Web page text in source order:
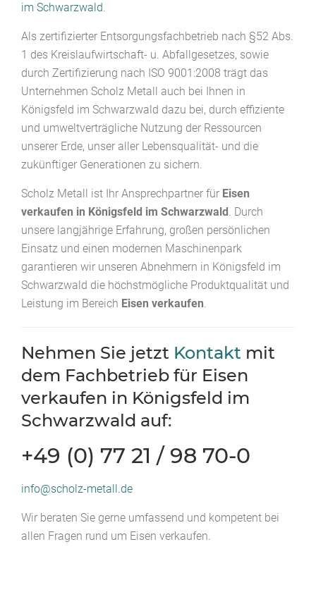
im Schwarzwald.
Als zertifizierter Entsorgungsfachbetrieb nach §52 Abs.
1 des Kreislaufwirtschaft- u. Abfallgesetzes, sowie
durch Zertifizierung nach ISO 9001:2008 trägt das
Unternehmen Scholz Metall auch bei Ihnen in
Königsfeld im Schwarzwald dazu bei, durch effiziente
und umweltverträgliche Nutzung der Ressourcen
unserer Erde, unser aller Lebensqualität- und die
zukünftiger Generationen zu sichern.
Scholz Metall ist Ihr Ansprechpartner für Eisen
verkaufen in Königsfeld im Schwarzwald. Durch
unsere langjährige Erfahrung, großen persönlichen
Einsatz und einen modernen Maschinenpark
garantieren wir unseren Abnehmern in Königsfeld im
Schwarzwald die höchstmögliche Produktqualität und
Leistung im Bereich Eisen verkaufen.
Nehmen Sie jetzt Kontakt mit
dem Fachbetrieb für Eisen
verkaufen in Königsfeld im
Schwarzwald auf:
+49 (0) 77 21 / 98 70-0
info@scholz-metall.de
Wir beraten Sie gerne umfassend und kompetent bei
allen Fragen rund um Eisen verkaufen.